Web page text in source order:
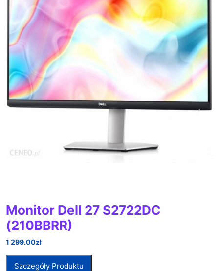
Monitor Dell 27 S2722DC
(210BBRR)
1 299.00zł
Szczegóły Produktu